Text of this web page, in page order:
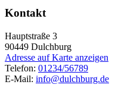
Kontakt
Hauptstraße 3
90449 Dulchburg
Adresse auf Karte anzeigen
Telefon: 01234/56789
E-Mail: info@dulchburg.de